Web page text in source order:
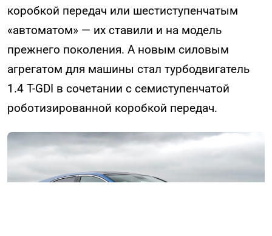
коробкой передач или шестиступенчатым
«автоматом» — их ставили и на модель
прежнего поколения. А новым силовым
агрегатом для машины стал турбодвигатель
1.4 T-GDI в сочетании с семиступенчатой
роботизированной коробкой передач.